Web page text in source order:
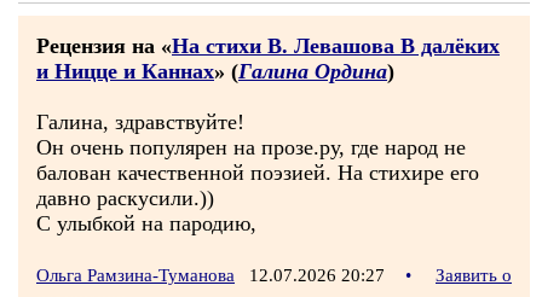
Рецензия на «На стихи В. Левашова В далёких
и Ницце и Каннах» (Галина Ордина)
Галина, здравствуйте!
Он очень популярен на прозе.ру, где народ не
балован качественной поэзией. На стихире его
давно раскусили.))
С улыбкой на пародию,
Ольга Рамзина-Туманова 12.07.2026 20:27 •
Заявить о